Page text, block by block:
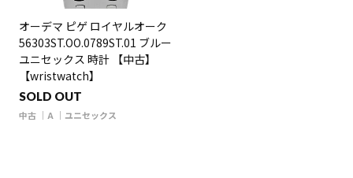
オーデマ ピゲ ロイヤルオーク
56303ST.OO.0789ST.01 ブルー
ユニセックス 時計 【中古】
【wristwatch】
SOLD OUT
中古 A ユニセックス